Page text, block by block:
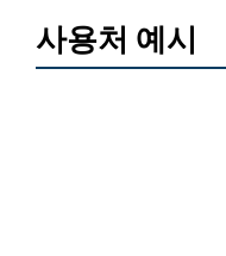
사용처 예시